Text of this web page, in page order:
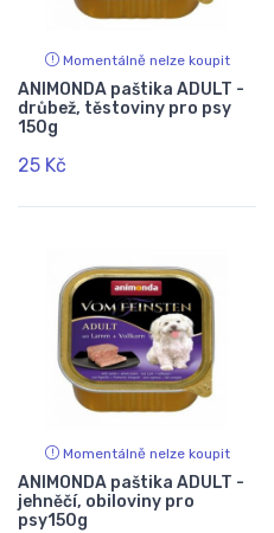
Momentálně nelze koupit
ANIMONDA paštika ADULT -
drůbež, těstoviny pro psy
150g
25 Kč
Momentálně nelze koupit
ANIMONDA paštika ADULT -
jehněčí, obiloviny pro
psy150g